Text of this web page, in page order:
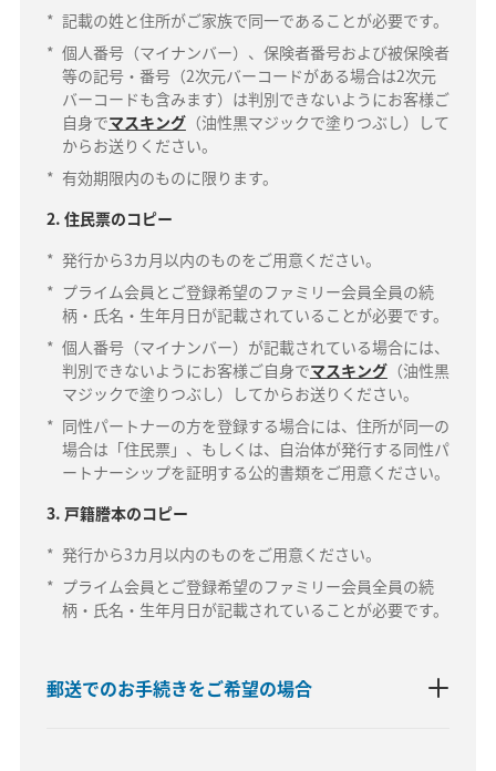
* 記載の姓と住所がご家族で同一であることが必要です。
* 個人番号（マイナンバー）、保険者番号および被保険者
等の記号・番号（2次元バーコードがある場合は2次元
バーコードも含みます）は判別できないようにお客様ご
自身でマスキング（油性黒マジックで塗りつぶし）して
からお送りください。
* 有効期限内のものに限ります。
2. 住民票のコピー
* 発行から3カ月以内のものをご用意ください。
* プライム会員とご登録希望のファミリー会員全員の続
柄・氏名・生年月日が記載されていることが必要です。
* 個人番号（マイナンバー）が記載されている場合には、
判別できないようにお客様ご自身でマスキング（油性黒
マジックで塗りつぶし）してからお送りください。
* 同性パートナーの方を登録する場合には、住所が同一の
場合は「住民票」、もしくは、自治体が発行する同性パ
ートナーシップを証明する公的書類をご用意ください。
3. 戸籍謄本のコピー
* 発行から3カ月以内のものをご用意ください。
* プライム会員とご登録希望のファミリー会員全員の続
柄・氏名・生年月日が記載されていることが必要です。
郵送でのお手続きをご希望の場合